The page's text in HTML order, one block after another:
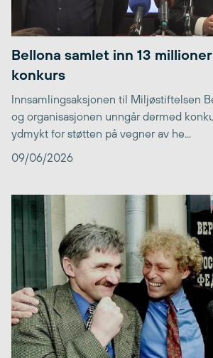
Bellona samlet inn 13
konkurs
Innsamlingsaksjonen til Miljøstiftelsen
og organisasjonen unngår dermed
ydmykt for støtten på vegner av he...
09/06/2026